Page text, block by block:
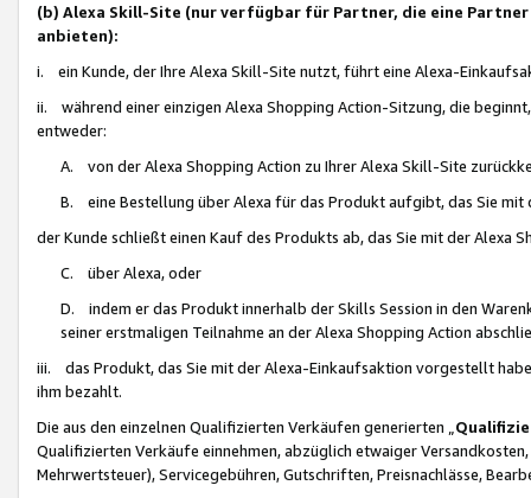
(b) Alexa Skill-Site (nur verfügbar für Partner, die eine
anbieten):
i. ein Kunde, der Ihre Alexa Skill-Site nutzt, führt eine Alexa-
ii. während einer einzigen Alexa Shopping Action-Sitzung, die
entweder:
A. von der Alexa Shopping Action zu Ihrer Alexa Skill-Site
B. eine Bestellung über Alexa für das Produkt aufgibt, das Sie mit
der Kunde schließt einen Kauf des Produkts ab, das Sie mit der Alexa
C. über Alexa, oder
D. indem er das Produkt innerhalb der Skills Session in den
seiner erstmaligen Teilnahme an der Alexa Shopping Action
iii. das Produkt, das Sie mit der Alexa-Einkaufsaktion vorgestellt
ihm bezahlt.
Die aus den einzelnen Qualifizierten Verkäufen generierten „
Qualifizierten Verkäufe einnehmen, abzüglich etwaiger
Mehrwertsteuer), Servicegebühren, Gutschriften, Preisnachlässe,